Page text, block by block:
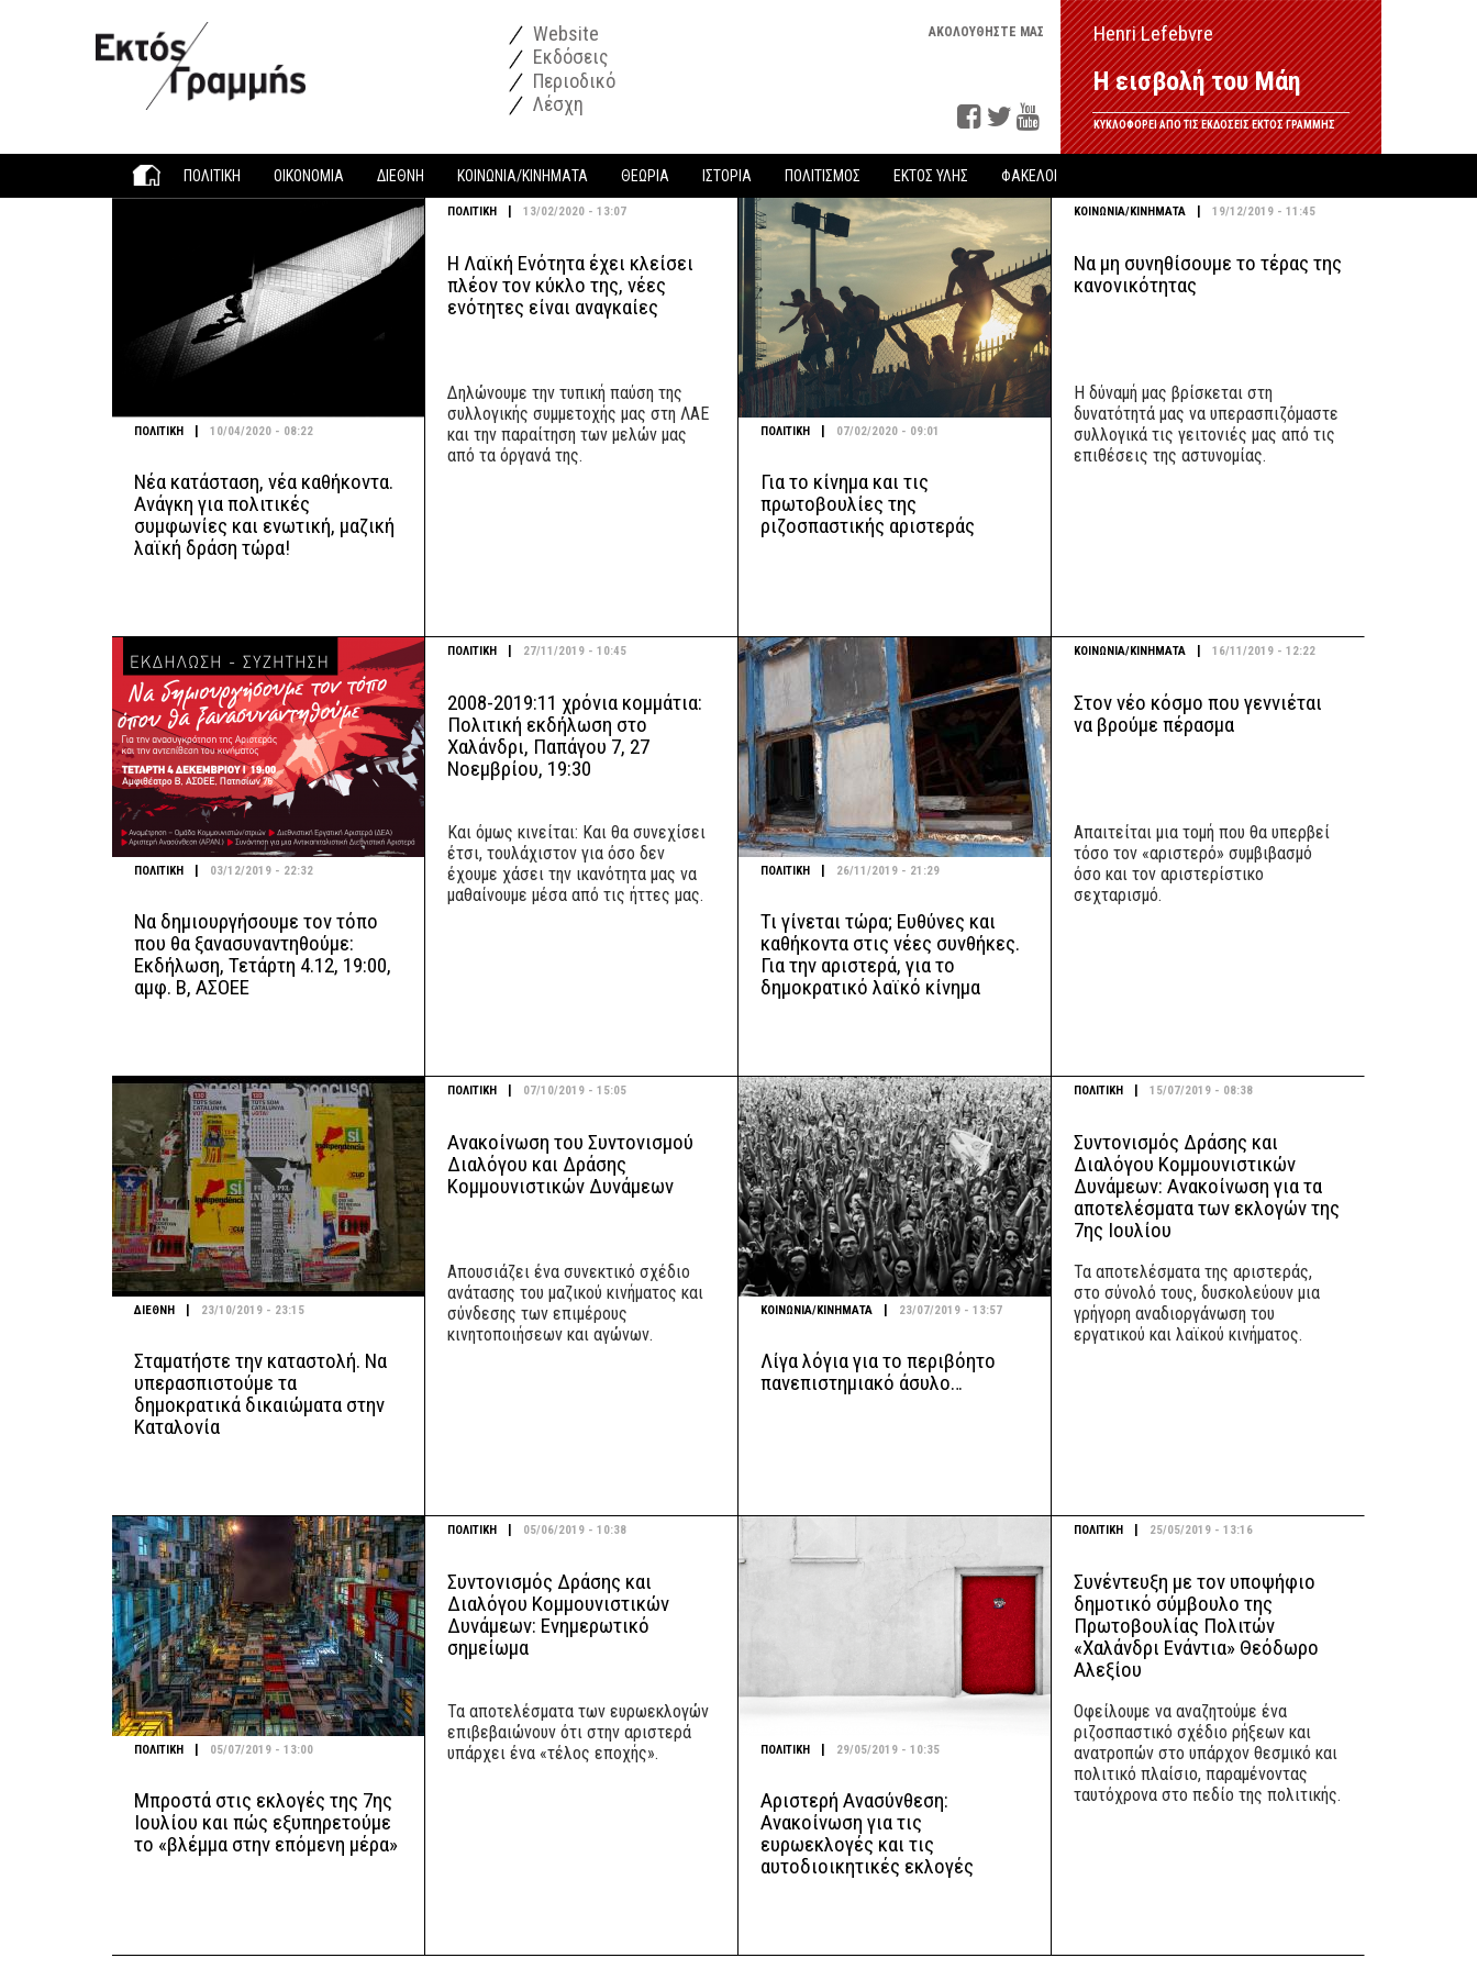
Website
Εκδόσεις
Περιοδικό
Λέσχη
ΑΚΟΛΟΥΘΗΣΤΕ ΜΑΣ Henri Lefebvre
Η εισβολή του Μάη
ΚΥΚΛΟΦΟΡΕΙ ΑΠΟ ΤΙΣ ΕΚΔΟΣΕΙΣ ΕΚΤΟΣ ΓΡΑΜΜΗΣ
ΠΟΛΙΤΙΚΗ ΟΙΚΟΝΟΜΙΑ ΔΙΕΘΝΗ ΚΟΙΝΩΝΙΑ/ΚΙΝΗΜΑΤΑ ΘΕΩΡΙΑ ΙΣΤΟΡΙΑ ΠΟΛΙΤΙΣΜΟΣ ΕΚΤΟΣ ΥΛΗΣ ΦΑΚΕΛΟΙ
ΠΟΛΙΤΙΚΗ | 10/04/2020 - 08:22
Νέα κατάσταση, νέα καθήκοντα.
Ανάγκη για πολιτικές
συμφωνίες και ενωτική, μαζική
λαϊκή δράση τώρα!
ΠΟΛΙΤΙΚΗ 13/02/2020 - 13:07
Η Λαϊκή Ενότητα έχει κλείσει
πλέον τον κύκλο της, νέες
ενότητες είναι αναγκαίες
Δηλώνουμε την τυπική παύση της
συλλογικής συμμετοχής μας στη ΛΑΕ
και την παραίτηση των μελών μας
από τα όργανά της.
ΠΟΛΙΤΙΚΗ | 07/02/2020 - 09:01
Για το κίνημα και τις
πρωτοβουλίες της
ριζοσπαστικής αριστεράς
ΚΟΙΝΩΝΙΑ/ΚΙΝΗΜΑΤΑ 19/12/2019 - 11:45
Να μη συνηθίσουμε το τέρας της
κανονικότητας
Η δύναμή μας βρίσκεται στη
δυνατότητά μας να υπερασπιζόμαστε
συλλογικά τις γειτονιές μας από τις
επιθέσεις της αστυνομίας.
ΠΟΛΙΤΙΚΗ | 03/12/2019 - 22:32
Να δημιουργήσουμε τον τόπο
που θα ξανασυναντηθούμε:
Εκδήλωση, Τετάρτη 4.12, 19:00,
αµφ. Β, ΑΣΟΕΕ
ΠΟΛΙΤΙΚΗ 27/11/2019 - 10:45
2008-2019:11 χρόνια κομμάτια:
Πολιτική εκδήλωση στο
Χαλάνδρι, Παπάγου 7, 27
Νοεμβρίου, 19:30
Και όμως κινείται: Και θα συνεχίσει
έτσι, τουλάχιστον για όσο δεν
έχουμε χάσει την ικανότητα μας να
μαθαίνουμε μέσα από τις ήττες μας.
ΠΟΛΙΤΙΚΗ | 26/11/2019 - 21:29
Τι γίνεται τώρα; Ευθύνες και
καθήκοντα στις νέες συνθήκες.
Για την αριστερά, για το
δημοκρατικό λαϊκό κίνημα
ΚΟΙΝΩΝΙΑ/ΚΙΝΗΜΑΤΑ 16/11/2019 - 12:22
Στον νέο κόσμο που γεννιέται
να βρούμε πέρασμα
Απαιτείται μια τομή που θα υπερβεί
τόσο τον «αριστερό» συμβιβασμό
όσο και τον αριστερίστικο
σεχταρισμό.
ΔΙΕΘΝΗ | 23/10/2019 - 23:15
Σταματήστε την καταστολή. Να
υπερασπιστούμε τα
δημοκρατικά δικαιώματα στην
Καταλονία
ΠΟΛΙΤΙΚΗ 07/10/2019 - 15:05
Ανακοίνωση του Συντονισμού
Διαλόγου και Δράσης
Κομμουνιστικών Δυνάμεων
Απουσιάζει ένα συνεκτικό σχέδιο
ανάτασης του μαζικού κινήματος και
σύνδεσης των επιμέρους
κινητοποιήσεων και αγώνων.
ΚΟΙΝΩΝΙΑ/ΚΙΝΗΜΑΤΑ | 23/07/2019 - 13:57
Λίγα λόγια για το περιβόητο
πανεπιστημιακό άσυλο…
ΠΟΛΙΤΙΚΗ 15/07/2019 - 08:38
Συντονισμός Δράσης και
Διαλόγου Κομμουνιστικών
Δυνάμεων: Ανακοίνωση για τα
αποτελέσματα των εκλογών της
7ης Ιουλίου
Τα αποτελέσματα της αριστεράς,
στο σύνολό τους, δυσκολεύουν μια
γρήγορη αναδιοργάνωση του
εργατικού και λαϊκού κινήματος.
ΠΟΛΙΤΙΚΗ | 05/07/2019 - 13:00
Μπροστά στις εκλογές της 7ης
Ιουλίου και πώς εξυπηρετούμε
το «βλέμμα στην επόμενη μέρα»
ΠΟΛΙΤΙΚΗ 05/06/2019 - 10:38
Συντονισμός Δράσης και
Διαλόγου Κομμουνιστικών
Δυνάμεων: Ενημερωτικό
σημείωμα
Τα αποτελέσματα των ευρωεκλογών
επιβεβαιώνουν ότι στην αριστερά
υπάρχει ένα «τέλος εποχής».
ΠΟΛΙΤΙΚΗ | 29/05/2019 - 10:35
Αριστερή Ανασύνθεση:
Ανακοίνωση για τις
ευρωεκλογές και τις
αυτοδιοικητικές εκλογές
ΠΟΛΙΤΙΚΗ 25/05/2019 - 13:16
Συνέντευξη με τον υποψήφιο
δημοτικό σύμβουλο της
Πρωτοβουλίας Πολιτών
«Χαλάνδρι Ενάντια» Θεόδωρο
Αλεξίου
Οφείλουμε να αναζητούμε ένα
ριζοσπαστικό σχέδιο ρήξεων και
ανατροπών στο υπάρχον θεσμικό και
πολιτικό πλαίσιο, παραμένοντας
ταυτόχρονα στο πεδίο της πολιτικής.